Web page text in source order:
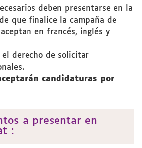
deben presentarse en la
que finalice la campaña de
en francés, inglés y
el derecho de solicitar
candidaturas por
a presentar en
: